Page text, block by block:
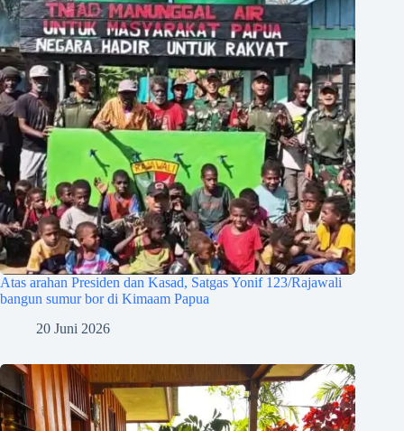
Atas arahan Presiden dan Kasad, Satgas Yonif 123/Rajawali
bangun sumur bor di Kimaam Papua
20 Juni 2026